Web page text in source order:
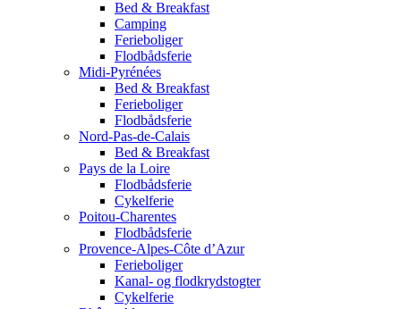
Bed & Breakfast
Camping
Ferieboliger
Flodbådsferie
Midi-Pyrénées
Bed & Breakfast
Ferieboliger
Flodbådsferie
Nord-Pas-de-Calais
Bed & Breakfast
Pays de la Loire
Flodbådsferie
Cykelferie
Poitou-Charentes
Flodbådsferie
Provence-Alpes-Côte d’Azur
Ferieboliger
Kanal- og flodkrydstogter
Cykelferie